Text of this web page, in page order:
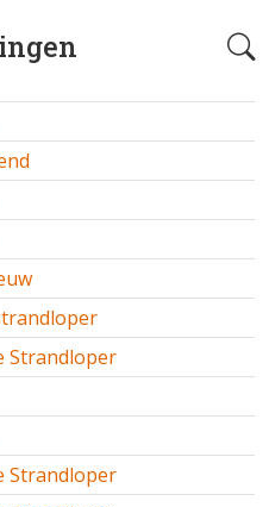
Strandloper
Strandloper